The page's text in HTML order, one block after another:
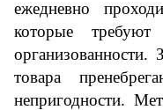
ежедневно
которые
организованности.
товара
непригодности.